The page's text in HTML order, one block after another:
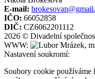
E-mail:
IČO: 66052858
DIČ: CZ6062201112
2026 © Divadelní
WWW:
Nastavení soukromí:
Soubory cookie používáme